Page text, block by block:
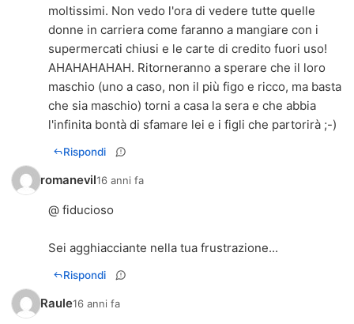
moltissimi. Non vedo l'ora di vedere tutte quelle
donne in carriera come faranno a mangiare con i
supermercati chiusi e le carte di credito fuori uso!
AHAHAHAHAH. Ritorneranno a sperare che il loro
maschio (uno a caso, non il più figo e ricco, ma basta
che sia maschio) torni a casa la sera e che abbia
l'infinita bontà di sfamare lei e i figli che partorirà ;-)
Rispondi
romanevil16 anni fa
@ fiducioso
Sei agghiacciante nella tua frustrazione...
Rispondi
Raule16 anni fa